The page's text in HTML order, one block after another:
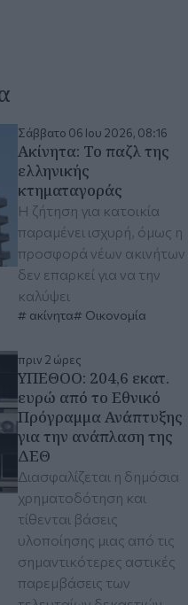
Σάββατο 06 Ιου 2026, 08:16
Ακίνητα: Το παζλ της
ελληνικής
κτηματαγοράς
Η ζήτηση για κατοικία
παραμένει ισχυρή, όμως η
προσφορά νέων ακινήτων
δεν επαρκεί για να την
καλύψει
ακίνητα Οικονομία
πριν 2 ώρες
ΥΠΕΘΟΟ: 204,6 εκατ.
ευρώ από το Εθνικό
Πρόγραμμα Ανάπτυξης
για την ανάπλαση της
ΔΕΘ
Διασφαλίζεται η δημόσια
χρηματοδότηση και
τίθενται βάσεις
υλοποίησης μιας από τις
σημαντικότερες αστικές
παρεμβάσεις των